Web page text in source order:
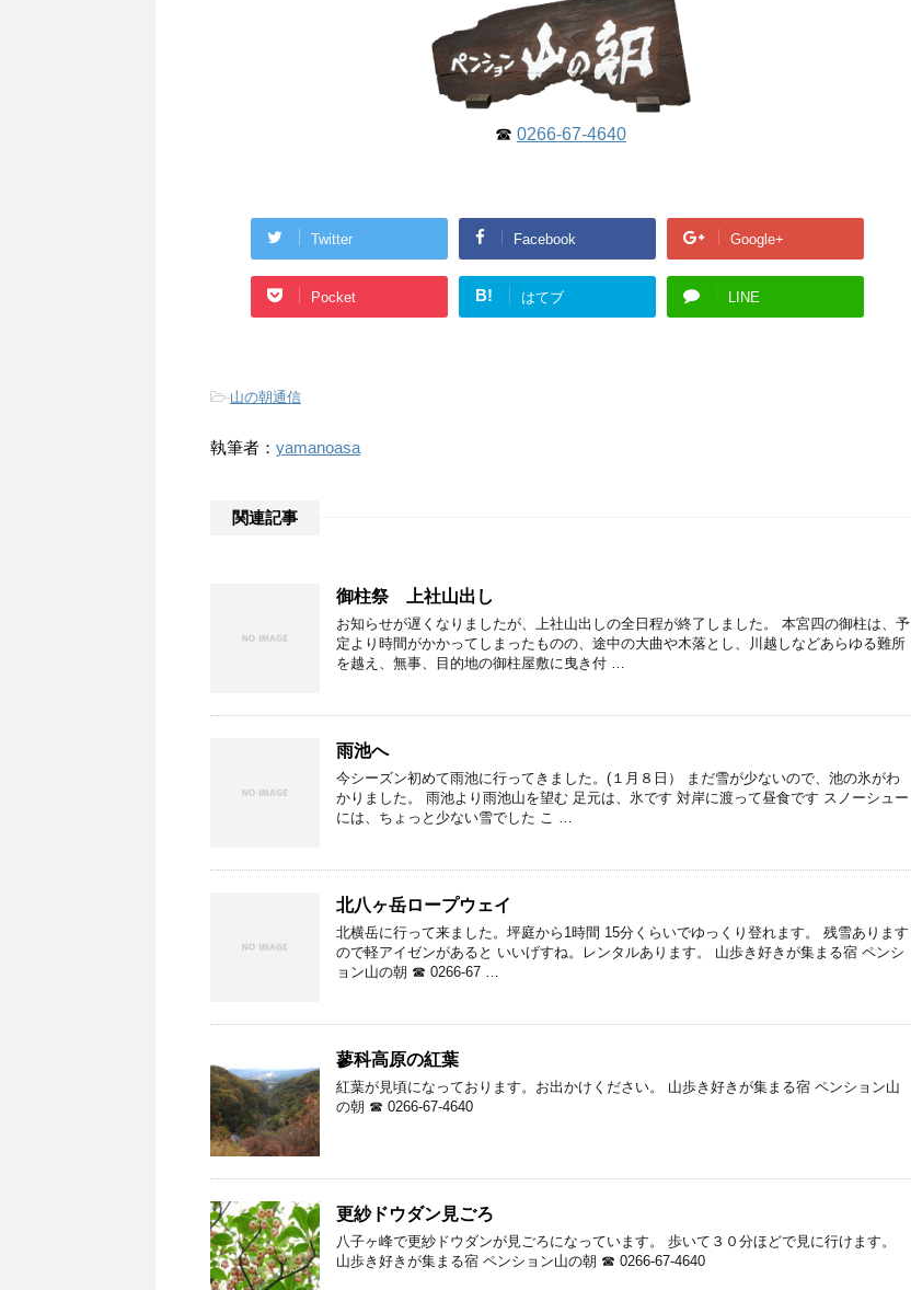
☎ 0266-67-4640
Twitter Facebook Google+
Pocket B! はてブ LINE
-山の朝通信
執筆者： yamanoasa
関連記事
御柱祭 上社山出し
お知らせが遅くなりましたが、上社山出しの全日程が終了しました。 本宮四の御柱は、予
定より時間がかかってしまったものの、途中の大曲や木落とし、川越しなどあらゆる難所
を越え、無事、目的地の御柱屋敷に曳き付 …
雨池へ
今シーズン初めて雨池に行ってきました。(１月８日） まだ雪が少ないので、池の氷がわ
かりました。 雨池より雨池山を望む 足元は、氷です 対岸に渡って昼食です スノーシュー
には、ちょっと少ない雪でした こ …
北八ヶ岳ロープウェイ
北横岳に行って来ました。坪庭から1時間 15分くらいでゆっくり登れます。 残雪あります
ので軽アイゼンがあると いいげすね。レンタルあります。 山歩き好きが集まる宿 ペンシ
ョン山の朝 ☎ 0266-67 …
蓼科高原の紅葉
紅葉が見頃になっております。お出かけください。 山歩き好きが集まる宿 ペンション山
の朝 ☎ 0266-67-4640
更紗ドウダン見ごろ
八子ヶ峰で更紗ドウダンが見ごろになっています。 歩いて３０分ほどで見に行けます。
山歩き好きが集まる宿 ペンション山の朝 ☎ 0266-67-4640